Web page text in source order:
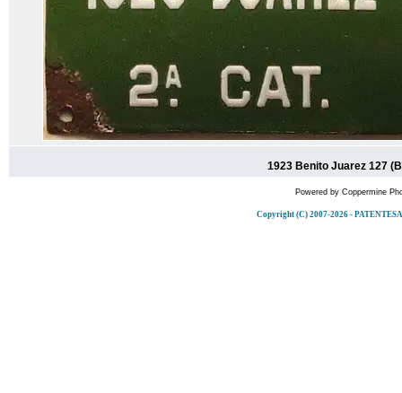
1923 Benito Juarez 127
Powered by Coppermine
Copyright (C) 2007-2026 -